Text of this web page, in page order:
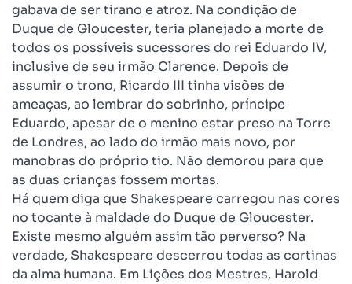
gabava de ser tirano e atroz. Na condição de
Duque de Gloucester, teria planejado a morte de
todos os possíveis sucessores do rei Eduardo IV,
inclusive de seu irmão Clarence. Depois de
assumir o trono, Ricardo III tinha visões de
ameaças, ao lembrar do sobrinho, príncipe
Eduardo, apesar de o menino estar preso na Torre
de Londres, ao lado do irmão mais novo, por
manobras do próprio tio. Não demorou para que
as duas crianças fossem mortas.
Há quem diga que Shakespeare carregou nas cores
no tocante à maldade do Duque de Gloucester.
Existe mesmo alguém assim tão perverso? Na
verdade, Shakespeare descerrou todas as cortinas
da alma humana. Em Lições dos Mestres, Harold